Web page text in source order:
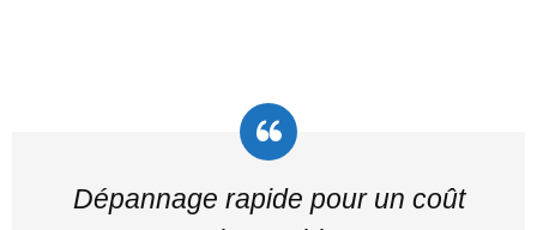
Dépannage rapide pour un coût